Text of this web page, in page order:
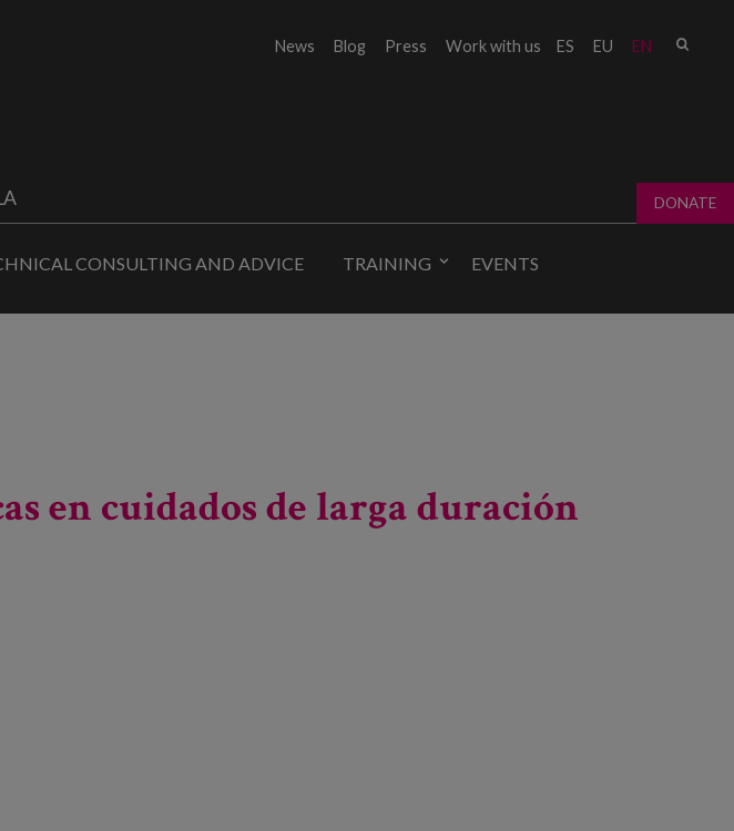
ES EU EN
News Blog Press Work with us
DONATE
CONSULTING AND ADVICE TRAINING EVENTS
en cuidados de larga duración